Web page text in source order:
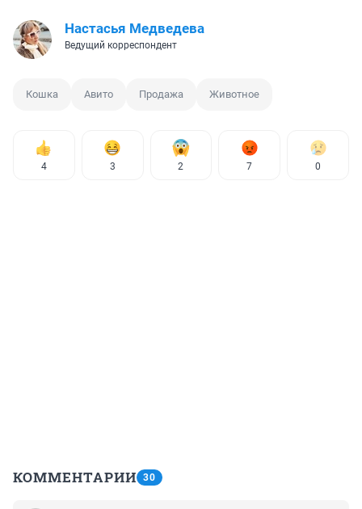
Настасья Медведева
Ведущий корреспондент
Кошка Авито Продажа Животное
4 3 2 7 0
КОММЕНТАРИИ 30